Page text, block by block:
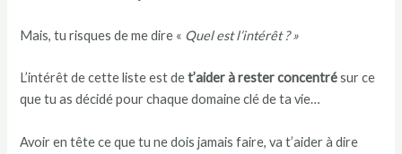
Mais, tu risques de me dire « Quel est l’intérêt ? »
L’intérêt de cette liste est det’aider à rester concentrésur ce
que tu as décidé pour chaque domaine clé de ta vie…
Avoir en tête ce que tu ne dois jamais faire, va t’aider à dire